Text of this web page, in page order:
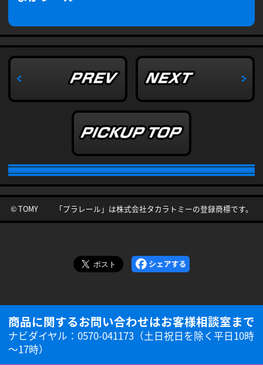
© TOMY 「プラレール」は株式会社タカラトミーの登録商標です。
商品に関するお問い合わせはお客様相談室まで
ナビダイヤル：0570-041173（土日祝日を除く平日10時
～17時）